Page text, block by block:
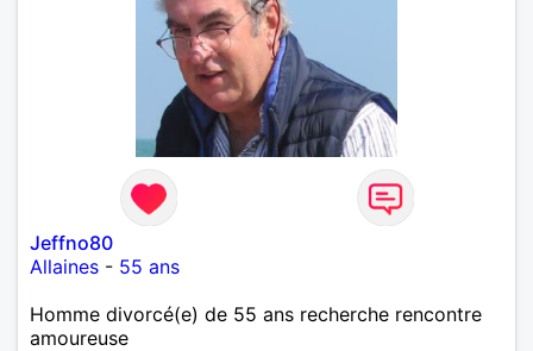
Jeffno80
Allaines - 55 ans
Homme divorcé(e) de 55 ans recherche rencontre
amoureuse